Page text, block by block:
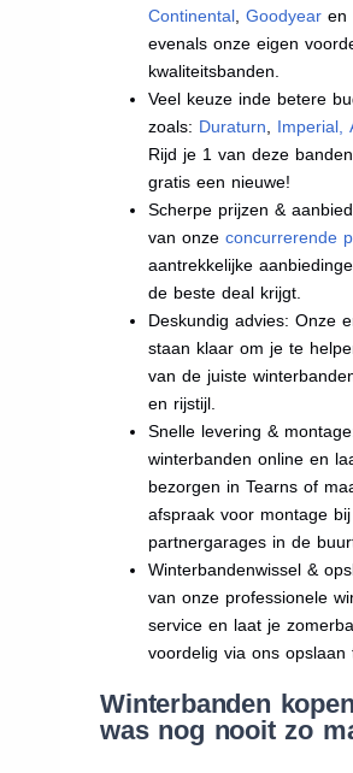
Continental ,Goodyear en
evenals onze eigen
kwaliteitsbanden.
Veel keuze inde betere
zoals: Duraturn Imperial
Rijd je 1 van deze
gratis een nieuwe!
Scherpe prijzen &
van onzeconcurrerende
aantrekkelijke
de beste deal krijgt.
Deskundig advies: Onze
staan klaar om je te
van de juiste
en rijstijl.
Snelle levering &
winterbanden online en
bezorgen in Tearns of
afspraak voor montage
partnergarages in de
Winterbandenwissel &
van onze professionele
service en laat je
voordelig via ons opslaan
Winterbanden
was nog nooit zo